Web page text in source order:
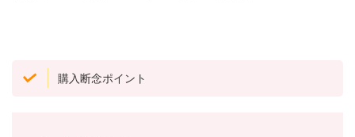
購入断念ポイント